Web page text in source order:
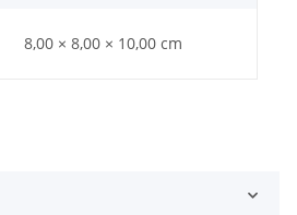
8,00 × 8,00 × 10,00 cm